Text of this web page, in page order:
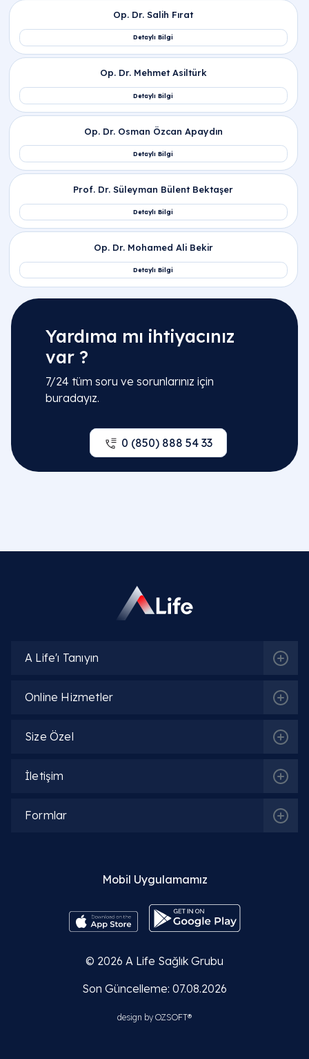
İlgili Bölümler
Yardıma mı ihtiyacınız
var ?
7/24 tüm soru ve sorunlarınız için
buradayız.
0 (850) 888 54 33
A Life'ı Tanıyın
Online Hizmetler
Size Özel
İletişim
Formlar
Mobil Uygulamamız
© 2026 A Life Sağlık Grubu
Son Güncelleme: 07.08.2026
design by OZSOFT®